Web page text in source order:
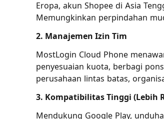
Eropa, akun Shopee di Asia
Memungkinkan perpindahan
2. Manajemen Izin Tim
MostLogin Cloud Phone
penyesuaian kuota, berbagi
perusahaan lintas batas,
3. Kompatibilitas Tinggi (Lebih
Mendukung Google Play,